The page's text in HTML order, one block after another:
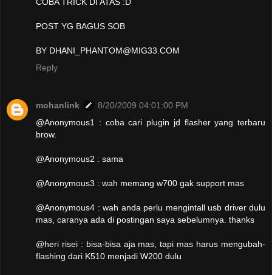
COBA TRICK DI ATAS :D
POST YG BAGUS SOB
BY DHANI_PHANTOM@MIG33.COM
Reply
mohanlink
8/20/2009 04:01:00 PM
@Anonymous1 : coba cari plugin jd flasher yang terbaru
brow.
@Anonymous2 : sama
@Anonymous3 : wah memang w700 gak support mas
@Anonymous4 : wah anda perlu mengintall usb driver dulu
mas, caranya ada di postingan saya sebelumnya. thanks
@heri risei : bisa-bisa aja mas, tapi mas harus mengubah-
flashing dari K510 menjadi W200 dulu